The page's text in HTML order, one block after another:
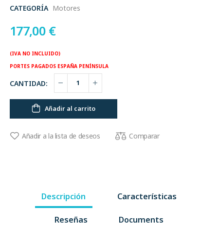
CATEGORÍA Motores
177,00 €
(IVA NO INCLUIDO)
PORTES PAGADOS ESPAÑA PENÍNSULA
CANTIDAD:
Añadir al carrito
Añadir a la lista de deseos Comparar
Descripción Características
Reseñas Documents